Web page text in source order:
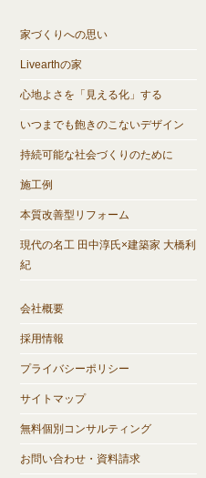
家づくりへの思い
Livearthの家
心地よさを「見える化」する
いつまでも飽きのこないデザイン
持続可能な社会づくりのために
施工例
本質改善型リフォーム
現代の名工 田中淳氏×建築家 大橋利
紀
会社概要
採用情報
プライバシーポリシー
サイトマップ
無料個別コンサルティング
お問い合わせ・資料請求